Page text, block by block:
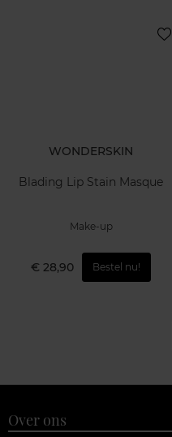
WONDERSKIN
Blading Lip Stain Masque
Make-up
€ 28,90 Bestel nu!
Over ons